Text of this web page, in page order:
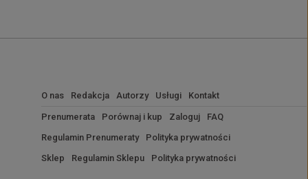
O nas Redakcja Autorzy Usługi Kontakt
Prenumerata Porównaj i kup Zaloguj
FAQ
Regulamin Prenumeraty
Polityka prywatności
Sklep
Regulamin Sklepu Polityka prywatności